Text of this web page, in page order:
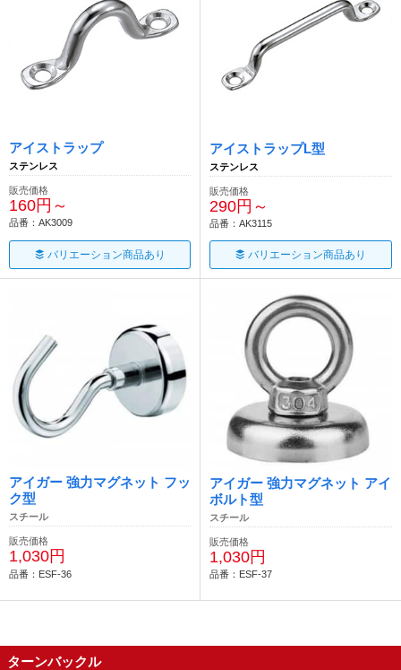
アイストラップ
ステンレス
販売価格
160円～
品番：AK3009
バリエーション商品あり
アイストラップL型
ステンレス
販売価格
290円～
品番：AK3115
バリエーション商品あり
アイガー 強力マグネット フッ
ク型
スチール
販売価格
1,030円
品番：ESF-36
アイガー 強力マグネット アイ
ボルト型
スチール
販売価格
1,030円
品番：ESF-37
ターンバックル